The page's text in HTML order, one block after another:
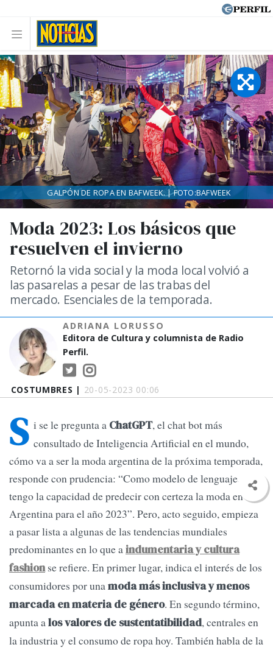
COSTUMBRES | 20-05-2023 00:06
Moda 2023: Los básicos que
resuelven el invierno
Retornó la vida social y la moda local volvió a
las pasarelas a pesar de las trabas del
mercado. Esenciales de la temporada.
ADRIANA LORUSSO
Editora de Cultura y columnista de Radio
Perfil.
GALPÓN DE ROPA EN BAFWEEK. | FOTO:BAFWEEK
S i se le pregunta a ChatGPT, el chat bot más
consultado de Inteligencia Artificial en el mundo,
cómo va a ser la moda argentina de la próxima temporada,
responde con prudencia: “Como modelo de lenguaje, no
tengo la capacidad de predecir con certeza la moda en
Argentina para el año 2023”. Pero, acto seguido, empieza
a pasar lista a algunas de las tendencias mundiales
predominantes en lo que aindumentaria y cultura
fashionse refiere. En primer lugar, indica el interés de los
consumidores por unamoda más inclusiva y menos
marcada en materia de género. En segundo término,
apunta alos valores de sustentatibilidad, centrales en
la industria y el consumo de ropa hoy. También habla de la